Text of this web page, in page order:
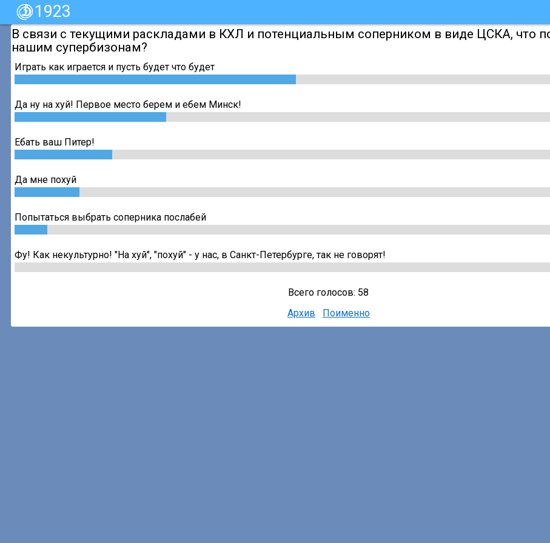
1923
В связи с текущими раскладами в КХЛ и потенциальным соперником в виде ЦСКА, что
нашим супербизонам?
Играть как играется и пусть будет что будет
Да ну на хуй! Первое место берем и ебем Минск!
Ебать ваш Питер!
Да мне похуй
Попытаться выбрать соперника послабей
Фу! Как некультурно! "На хуй", "похуй" - у нас, в Санкт-Петербурге, так не говорят!
Всего голосов: 58
Архив
Поименно